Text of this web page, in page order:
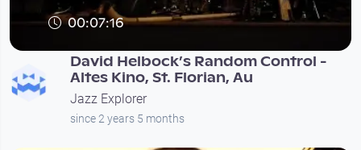
00:07:16
David Helbock’s Random Control -
Altes Kino, St. Florian, Au
Jazz Explorer
since 2 years 5 months